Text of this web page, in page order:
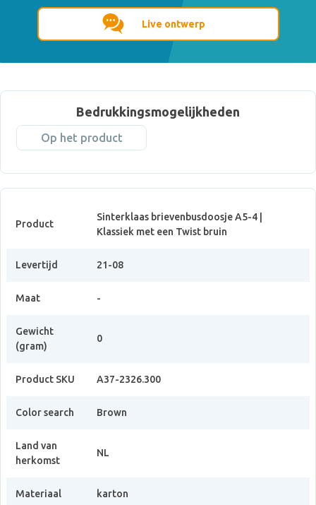
Live ontwerp
Bedrukkingsmogelijkheden
Op het product
Product
Sinterklaas brievenbusdoosje A5-4 |
Klassiek met een Twist bruin
Levertijd 21-08
Maat -
Gewicht
(gram)
0
Product SKU A37-2326.300
Color search Brown
Land van
herkomst
NL
Materiaal karton